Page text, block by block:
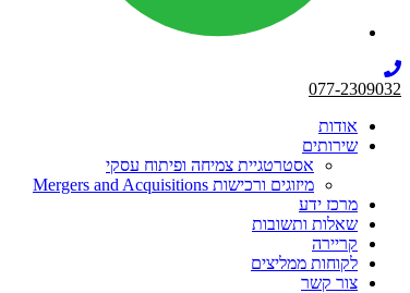
077-2309032
אודות
שירותים
אסטרטגיית צמיחה ופיתוח עסקי
מיזוגים ורכישות Mergers and Acquisitions
מרכז ידע
שאלות ותשובות
קריירה
לקוחות ממליצים
צור קשר